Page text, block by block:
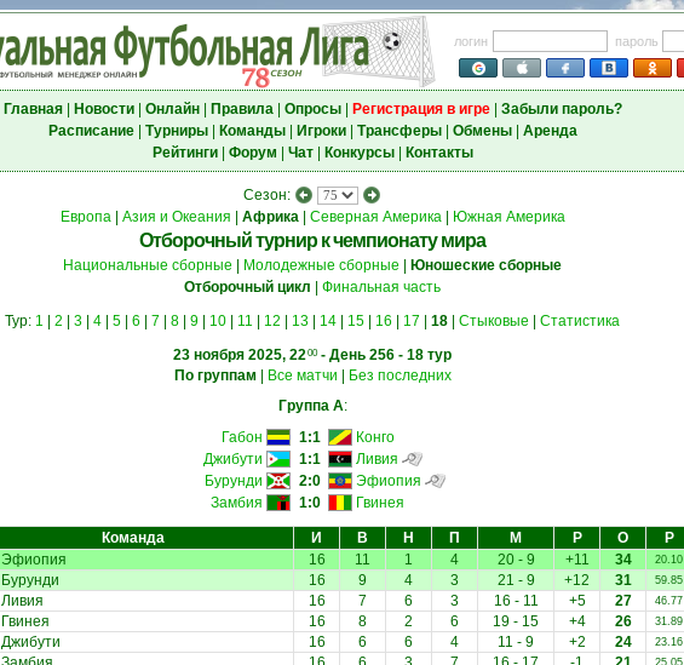
логин
пароль
Главная| Новости| Онлайн| Правила| Опросы| Регистрация в игре| Забыли пароль?
Расписание| Турниры| Команды| Игроки| Трансферы| Обмены| Аренда
Рейтинги| Форум Чат| Конкурсы| Контакты
Сезон:
Европа| Азия и Океания Африка| Северная Америка| Южная Америка
Отборочный турнир к чемпионату мира
Национальные сборные Молодежные сборные
Юношеские сборные
Отборочный цикл
Финальная часть
Тур: 1 2 3 4 5 6 7 8 9 10 11 12 13 14 15 16 17 18 Стыковые
Статистика
23 ноября 2025, 2200- День 256 - 18 тур
По группам
Все матчи
Без последних
Группа A:
Габон
1:1
Конго
Джибути
1:1
Ливия
Бурунди
2:0
Эфиопия
Замбия
1:0 Гвинея
Команда И В Н П М Р О
Р
Эфиопия 16 11 1 4 20 - 9 +11 34 20.10
Бурунди 16 9 4 3 21 - 9 +12 31 59.85
Ливия 16 7 6 3 16 - 11 +5 27 46.77
Гвинея 16 8 2 6 19 - 15 +4 26 31.89
Джибути 16 6 6 4 11 - 9 +2 24 23.16
25.05